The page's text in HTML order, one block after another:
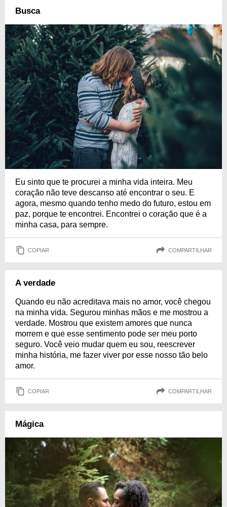
Busca
Eu sinto que te procurei a minha vida inteira. Meu
coração não teve descanso até encontrar o seu. E
agora, mesmo quando tenho medo do futuro, estou em
paz, porque te encontrei. Encontrei o coração que é a
minha casa, para sempre.
COPIAR COMPARTILHAR
A verdade
Quando eu não acreditava mais no amor, você chegou
na minha vida. Segurou minhas mãos e me mostrou a
verdade. Mostrou que existem amores que nunca
morrem e que esse sentimento pode ser meu porto
seguro. Você veio mudar quem eu sou, reescrever
minha história, me fazer viver por esse nosso tão belo
amor.
COPIAR COMPARTILHAR
Mágica